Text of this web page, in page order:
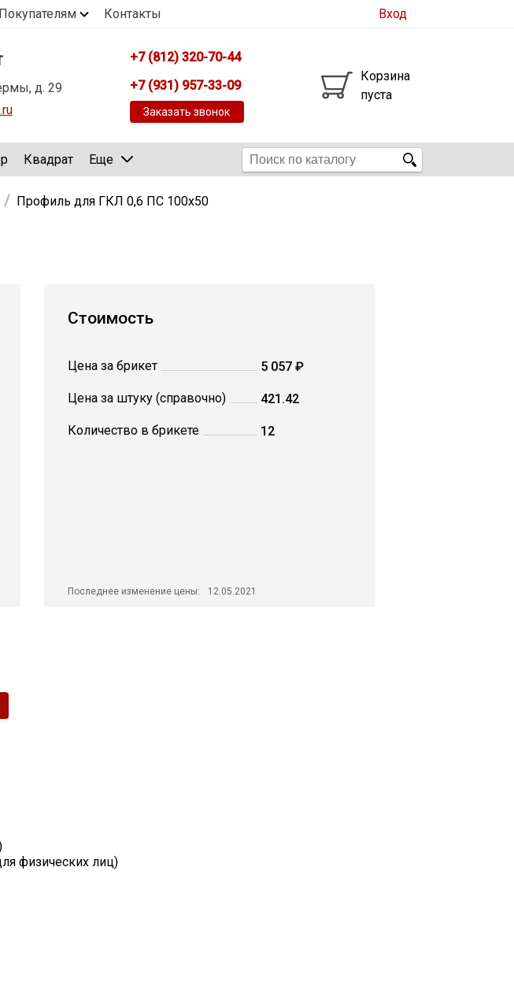
Покупателям Контакты Вход
д. 29
+7 (812) 320-70-44
+7 (931) 957-33-09
Заказать звонок
Корзина
пуста
Квадрат Еще
Профиль для ГКЛ 0,6 ПС 100х50
Стоимость
Цена за брикет 5 057 ₽
Цена за штуку (справочно) 421.42
Количество в брикете 12
Последнее изменение цены: 12.05.2021
физических лиц)